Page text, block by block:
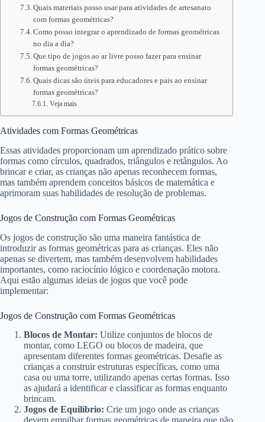
Quais materiais posso usar para atividades de artesanato
com formas geométricas?
Como posso integrar o aprendizado de formas geométricas
no dia a dia?
Que tipo de jogos ao ar livre posso fazer para ensinar
formas geométricas?
Quais dicas são úteis para educadores e pais ao ensinar
formas geométricas?
Veja mais
Atividades com Formas Geométricas
Essas atividades proporcionam um aprendizado prático sobre
formas como círculos, quadrados, triângulos e retângulos. Ao
brincar e criar, as crianças não apenas reconhecem formas,
mas também aprendem conceitos básicos de matemática e
aprimoram suas habilidades de resolução de problemas.
Jogos de Construção com Formas Geométricas
Os jogos de construção são uma maneira fantástica de
introduzir as formas geométricas para as crianças. Eles não
apenas se divertem, mas também desenvolvem habilidades
importantes, como raciocínio lógico e coordenação motora.
Aqui estão algumas ideias de jogos que você pode
implementar:
Jogos de Construção com Formas Geométricas
Blocos de Montar: Utilize conjuntos de blocos de
montar, como LEGO ou blocos de madeira, que
apresentam diferentes formas geométricas. Desafie as
crianças a construir estruturas específicas, como uma
casa ou uma torre, utilizando apenas certas formas. Isso
as ajudará a identificar e classificar as formas enquanto
brincam.
Jogos de Equilíbrio: Crie um jogo onde as crianças